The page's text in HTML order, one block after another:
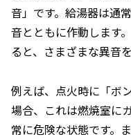
音」です。給湯器は通
音とともに作動します
ると、さまざまな異音
例えば、点火時に「ボ
場合、これは燃焼室に
常に危険な状態です。